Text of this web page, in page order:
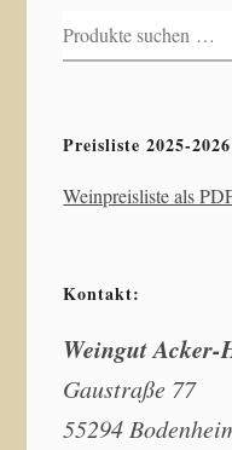
Suchen
nach:
Preisliste 2025-2026
Weinpreisliste als
Kontakt:
Weingut Acker-
Gaustraße 77
55294